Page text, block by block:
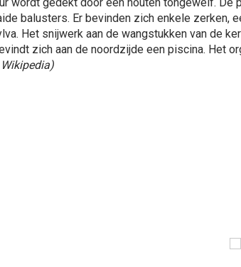
balusters. Er bevinden zich enkele zerken,
Het snijwerk aan de wangstukken van de
zich aan de noordzijde een piscina. Het